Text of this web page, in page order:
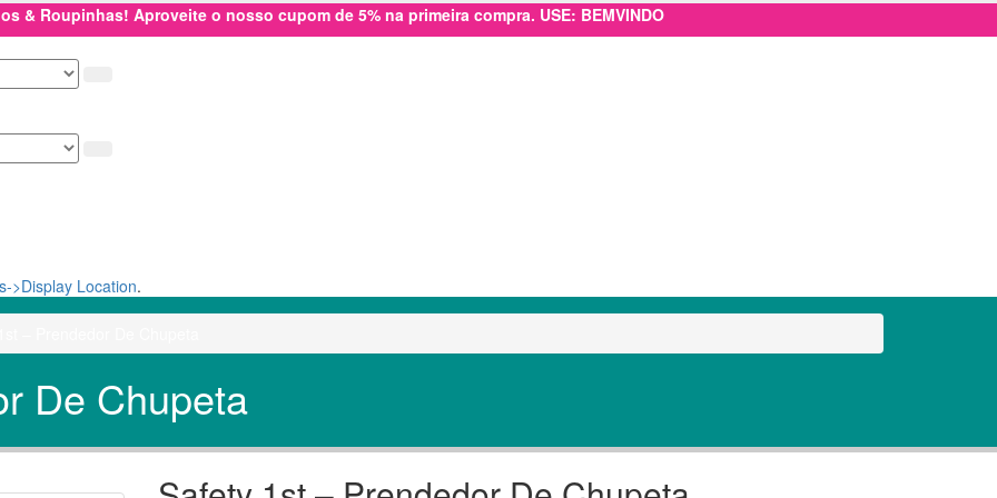
& Roupinhas! Aproveite o nosso cupom de 5% na primeira compra. USE: BEMVINDO
>Display Location.
De Chupeta